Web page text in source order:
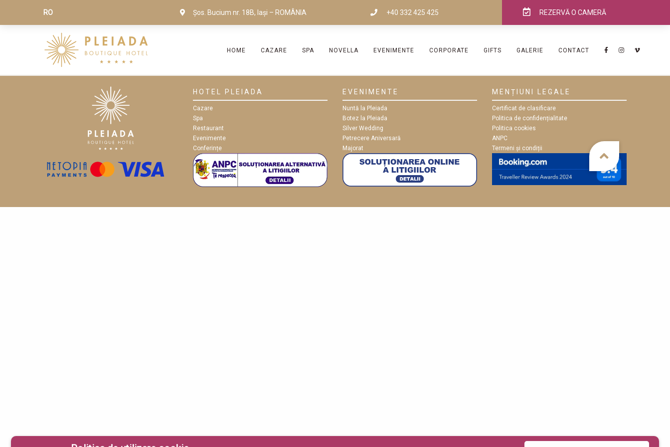
RO Șos. Bucium nr. 18B, Iași – ROMÂNIA +40 332 425 425 REZERVĂ O CAMERĂ
HOME CAZARE SPA NOVELLA EVENIMENTE CORPORATE GIFTS GALERIE CONTACT
HOTEL PLEIADA
Cazare
Spa
Restaurant
Evenimente
Conferințe
EVENIMENTE
Nuntă la Pleiada
Botez la Pleiada
Silver Wedding
Petrecere Aniversară
Majorat
MENȚIUNI LEGALE
Certificat de clasificare
Politica de confidențialitate
Politica cookies
ANPC
Termeni și condiții